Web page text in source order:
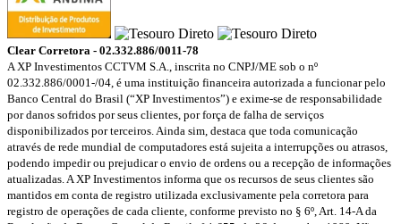
Clear Corretora - 02.332.886/0011-78
A XP Investimentos CCTVM S.A., inscrita no CNPJ/ME sob o nº
02.332.886/0001-/­04, é uma instituição financeira autorizada a funcionar pelo
Banco Central do Brasil (“XP Investimentos”) e exime-se de responsabilidade
por danos sofridos por seus clientes, por força de falha de serviços
disponibilizados por terceiros. Ainda sim, destaca que toda comunicação
através de rede mundial de computadores está sujeita a interrupções ou atrasos,
podendo impedir ou prejudicar o envio de ordens ou a recepção de informações
atualizadas. A XP Investimentos informa que os recursos de seus clientes são
mantidos em conta de registro utilizada exclusivamente pela corretora para
registro de operações de cada cliente, conforme previsto no § 6º, Art. 14-A da